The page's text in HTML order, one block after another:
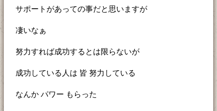
サポートがあっての事だと思いますが
凄いなぁ
努力すれば成功するとは限らないが
成功している人は 皆 努力している
なんか パワー もらった